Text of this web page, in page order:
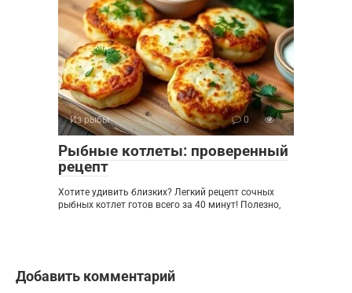
Из рыбы 0
Рыбные котлеты: проверенный
рецепт
Хотите удивить близких? Легкий рецепт сочных
рыбных котлет готов всего за 40 минут! Полезно,
Добавить комментарий